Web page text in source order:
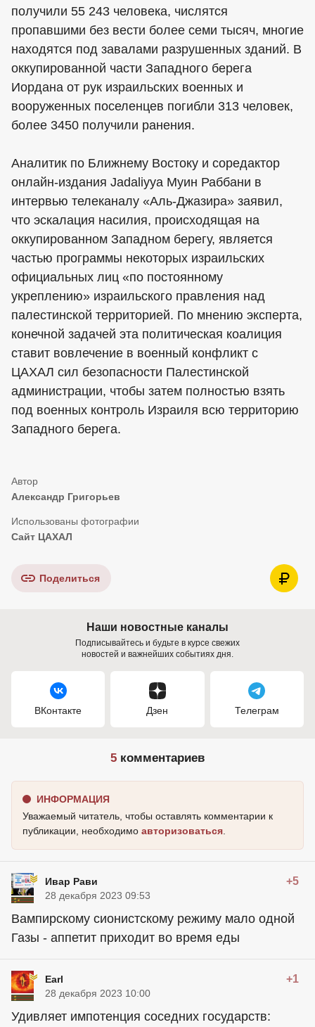
получили 55 243 человека, числятся
пропавшими без вести более семи тысяч, многие
находятся под завалами разрушенных зданий. В
оккупированной части Западного берега
Иордана от рук израильских военных и
вооруженных поселенцев погибли 313 человек,
более 3450 получили ранения.
Аналитик по Ближнему Востоку и соредактор
онлайн-издания Jadaliyya Муин Раббани в
интервью телеканалу «Аль-Джазира» заявил,
что эскалация насилия, происходящая на
оккупированном Западном берегу, является
частью программы некоторых израильских
официальных лиц «по постоянному
укреплению» израильского правления над
палестинской территорией. По мнению эксперта,
конечной задачей эта политическая коалиция
ставит вовлечение в военный конфликт с
ЦАХАЛ сил безопасности Палестинской
администрации, чтобы затем полностью взять
под военных контроль Израиля всю территорию
Западного берега.
Александр Григорьев
Сайт ЦАХАЛ
Поделиться
Наши новостные каналы
Подписывайтесь и будьте в курсе свежих
новостей и важнейших событиях дня.
ВКонтакте Дзен Телеграм
5 комментариев
ИНФОРМАЦИЯ
Уважаемый читатель, чтобы оставлять комментарии к
публикации, необходимо авторизоваться
Ивар Рави +5
28 декабря 2023 09:53
Вампирскому сионистскому режиму мало одной
Газы - аппетит приходит во время еды
Earl +1
28 декабря 2023 10:00
Удивляет импотенция соседних государств: